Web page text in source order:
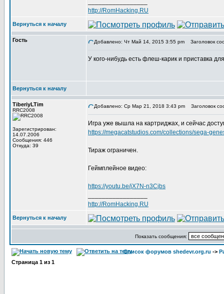
http://RomHacking.RU
Вернуться к началу
Гость Добавлено: Чт Май 14, 2015 3:55 pm Заголовок
У кого-нибудь есть флеш-карик и приставка
Вернуться к началу
TiberiyLTim
RRC2008
Зарегистрирован:
14.07.2006
Сообщения: 446
Откуда: 39
Добавлено: Ср Мар 21, 2018 3:43 pm Заголовок
Игра уже вышла на картриджах, и сейчас
https://megacatstudios.com/collections/sega-
Тираж ограничен.
Геймплейное видео:
https://youtu.be/jX7N-n3Cjbs
http://RomHacking.RU
Вернуться к началу
Показать сообщения:
Список форумов shedevr.org.ru ->
Страница 1 из 1